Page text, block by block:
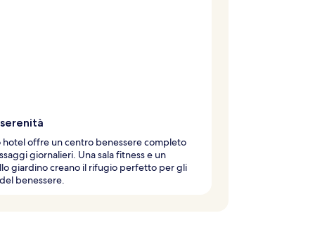
hotel offre un centro benessere completo
giornalieri. Una sala fitness e un
giardino creano il rifugio perfetto per gli
benessere.